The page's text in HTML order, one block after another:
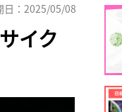
日：2025/05/08
イク